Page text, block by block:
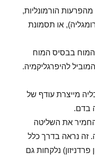
הורמונליות,
או תסמונת
המוח בבסיס המוח
להיפרגליקמיה.
מייצרת עודף של
בדם.
את השליטה
זה נראה בדרך כלל
נלקחות גם